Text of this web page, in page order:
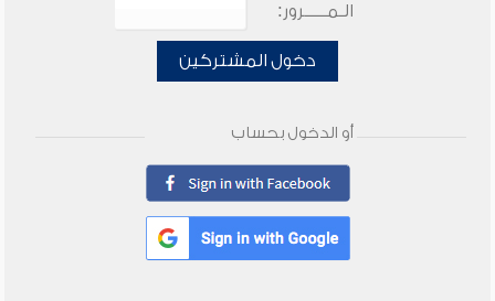
الـمـــــرور:
دخول المشتركين
أو الدخول بحساب